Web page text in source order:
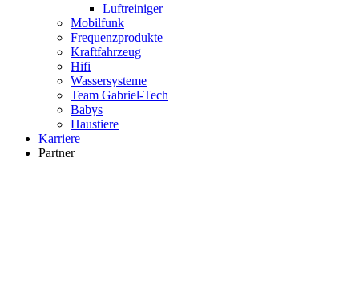
Luftreiniger
Mobilfunk
Frequenzprodukte
Kraftfahrzeug
Hifi
Wassersysteme
Team Gabriel-Tech
Babys
Haustiere
Karriere
Partner